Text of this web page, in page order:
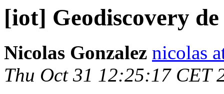
[iot] Geodiscovery
Nicolas Gonzalez nicolas
Thu Oct 31 12:25:17 CET